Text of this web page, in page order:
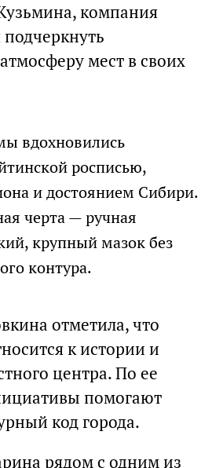
компания
подчеркнуть
мест в своих
вдохновились
росписью,
и достоянием Сибири.
черта — ручная
крупный мазок без
контура.
отметила, что
к истории и
центра. По ее
помогают
код города.
рядом с одним из